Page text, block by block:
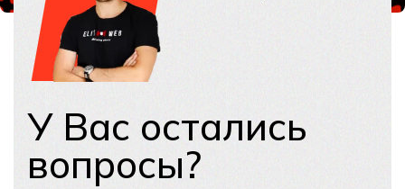
У Вас остались
вопросы?